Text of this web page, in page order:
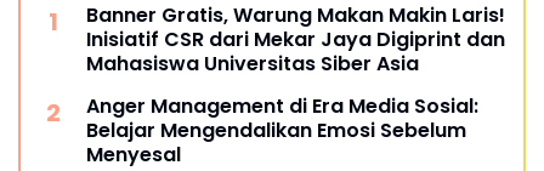
Banner Gratis, Warung Makan Makin Laris!
Inisiatif CSR dari Mekar Jaya Digiprint dan
Mahasiswa Universitas Siber Asia
Anger Management di Era Media Sosial:
Belajar Mengendalikan Emosi Sebelum
Menyesal